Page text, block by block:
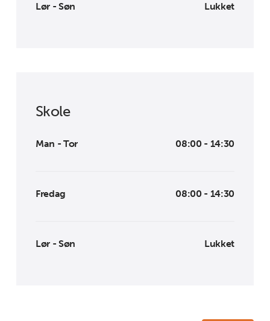
Lør - Søn Lukket
Skole
Man - Tor 08:00 - 14:30
Fredag 08:00 - 14:30
Lør - Søn Lukket